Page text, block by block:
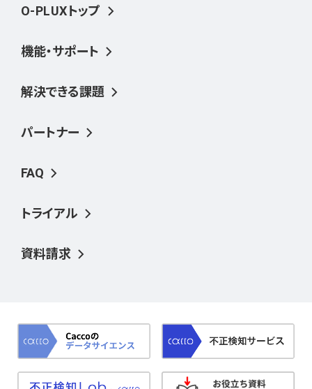
O-PLUXトップ
機能・サポート
解決できる課題
パートナー
FAQ
トライアル
資料請求